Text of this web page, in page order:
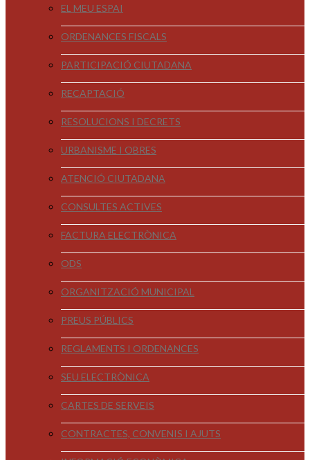
EL MEU ESPAI
ORDENANCES FISCALS
PARTICIPACIÓ CIUTADANA
RECAPTACIÓ
RESOLUCIONS I DECRETS
URBANISME I OBRES
ATENCIÓ CIUTADANA
CONSULTES ACTIVES
FACTURA ELECTRÒNICA
ODS
ORGANITZACIÓ MUNICIPAL
PREUS PÚBLICS
REGLAMENTS I ORDENANCES
SEU ELECTRÒNICA
CARTES DE SERVEIS
CONTRACTES, CONVENIS I AJUTS